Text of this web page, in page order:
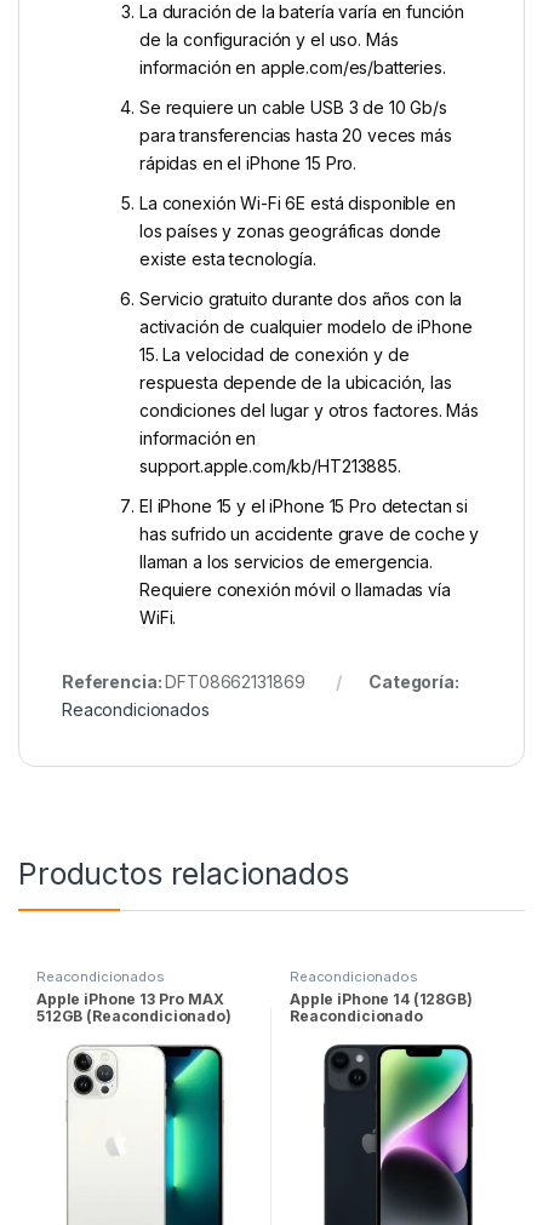
La duración de la batería varía en función
de la configuración y el uso. Más
información en apple.com/es/batteries.
Se requiere un cable USB 3 de 10 Gb/s
para transferencias hasta 20 veces más
rápidas en el iPhone 15 Pro.
La conexión Wi-Fi 6E está disponible en
los países y zonas geográficas donde
existe esta tecnología.
Servicio gratuito durante dos años con la
activación de cualquier modelo de iPhone
15. La velocidad de conexión y de
respuesta depende de la ubicación, las
condiciones del lugar y otros factores. Más
información en
support.apple.com/kb/HT213885.
El iPhone 15 y el iPhone 15 Pro detectan si
has sufrido un accidente grave de coche y
llaman a los servicios de emergencia.
Requiere conexión móvil o llamadas vía
WiFi.
Referencia:DFT08662131869
Categoría:
Reacondicionados
Productos relacionados
Reacondicionados
Apple iPhone 13 Pro MAX
512GB (Reacondicionado)
Reacondicionados
Apple iPhone 14 (128GB)
Reacondicionado